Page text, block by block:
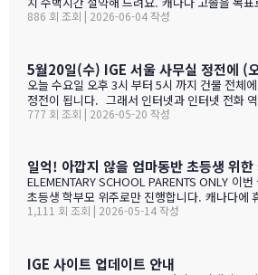
는 않죠. 어떤 경우에도 중요한 것은 대학!!! 20년간 캐나다 조기유학
도 참가 가능합니다. 한국과 캐나다 부모님들의 궁금증과 고민을 같
이 공유할 수 있습니다. …
886 회 조회 | 2026-06-04 작성
오늘 수요일 오후 3시 부터 5시 까지 건물 전체
정전이 됩니다. 그래서 인터넷과 인터넷 전화 역
다. PC로 사용 하는 카카오톡 역시 불통이 될것
내드리겟습니다.
777 회 조회 | 2026-05-20 작성
ELEMENTARY SCHOOL PARENTS ONLY 이번 설명회는 철저하게
초등생 학부모 위주로만 진행합니다. 캐나다에 휴직으로 일년만 가
야 하는 가족, 초등생 영어교육 · 북미체험 · 가족 휴식을 위해 캐나
1,111 회 조회 | 2026-05-14 작성
IGE 사이트 업데이트 안내